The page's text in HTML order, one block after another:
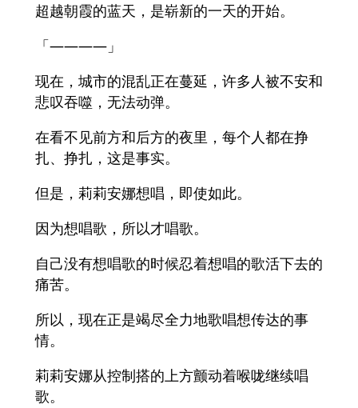
超越朝霞的蓝天，是崭新的一天的开始。
「————」
现在，城市的混乱正在蔓延，许多人被不安和
悲叹吞噬，无法动弹。
在看不见前方和后方的夜里，每个人都在挣
扎、挣扎，这是事实。
但是，莉莉安娜想唱，即使如此。
因为想唱歌，所以才唱歌。
自己没有想唱歌的时候忍着想唱的歌活下去的
痛苦。
所以，现在正是竭尽全力地歌唱想传达的事
情。
莉莉安娜从控制搭的上方颤动着喉咙继续唱
歌。